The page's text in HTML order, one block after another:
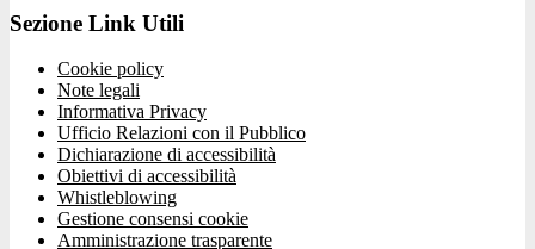
Sezione Link Utili
Cookie policy
Note legali
Informativa Privacy
Ufficio Relazioni con il Pubblico
Dichiarazione di accessibilità
Obiettivi di accessibilità
Whistleblowing
Gestione consensi cookie
Amministrazione trasparente